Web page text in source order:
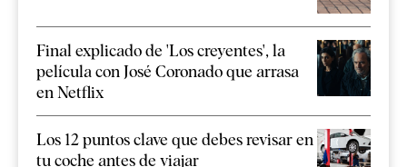
Final explicado de 'Los creyentes', la
película con José Coronado que arrasa
en Netflix
Los 12 puntos clave que debes revisar en
tu coche antes de viajar